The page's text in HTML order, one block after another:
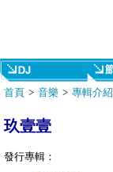
首頁 > 音樂 > 專輯介紹
玖壹壹
發行專輯：